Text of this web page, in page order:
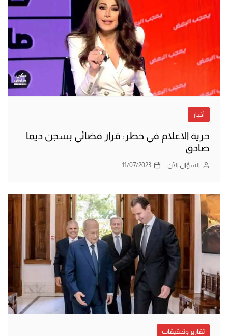
أخبار
حرية الاعلام في خطر: قرار قضائي بسجن ديما
صادق
السؤال الآن 11/07/2023
تقارير وتحقيقات